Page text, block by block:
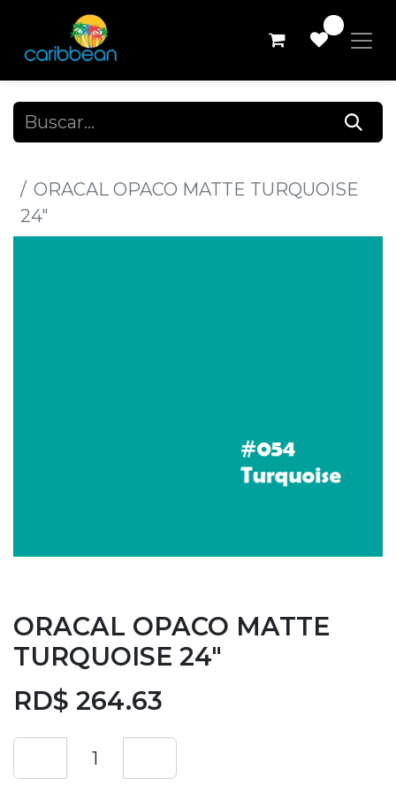
ORACAL OPACO MATTE TURQUOISE
24"
ORACAL OPACO MATTE
TURQUOISE 24"
RD$ 264.63